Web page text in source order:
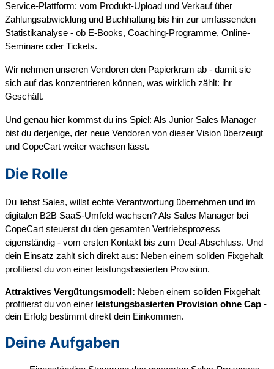
Service-Plattform: vom Produkt-Upload und Verkauf über
Zahlungsabwicklung und Buchhaltung bis hin zur umfassenden
Statistikanalyse - ob E-Books, Coaching-Programme, Online-
Seminare oder Tickets.
Wir nehmen unseren Vendoren den Papierkram ab - damit sie
sich auf das konzentrieren können, was wirklich zählt: ihr
Geschäft.
Und genau hier kommst du ins Spiel: Als Junior Sales Manager
bist du derjenige, der neue Vendoren von dieser Vision überzeugt
und CopeCart weiter wachsen lässt.
Die Rolle
Du liebst Sales, willst echte Verantwortung übernehmen und im
digitalen B2B SaaS-Umfeld wachsen? Als Sales Manager bei
CopeCart steuerst du den gesamten Vertriebsprozess
eigenständig - vom ersten Kontakt bis zum Deal-Abschluss. Und
dein Einsatz zahlt sich direkt aus: Neben einem soliden Fixgehalt
profitierst du von einer leistungsbasierten Provision.
Attraktives Vergütungsmodell: Neben einem soliden Fixgehalt
profitierst du von einer leistungsbasierten Provision ohne Cap -
dein Erfolg bestimmt direkt dein Einkommen.
Deine Aufgaben